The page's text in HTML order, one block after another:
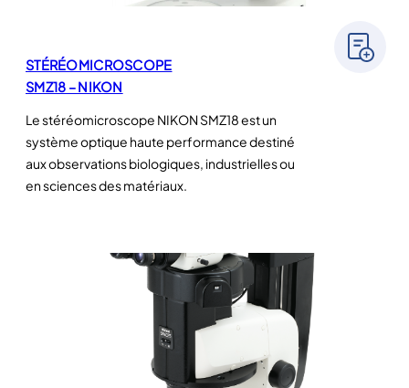
STÉRÉOMICROSCOPE
SMZ18 – NIKON
Le stéréomicroscope NIKON SMZ18 est un
système optique haute performance destiné
aux observations biologiques, industrielles ou
en sciences des matériaux.